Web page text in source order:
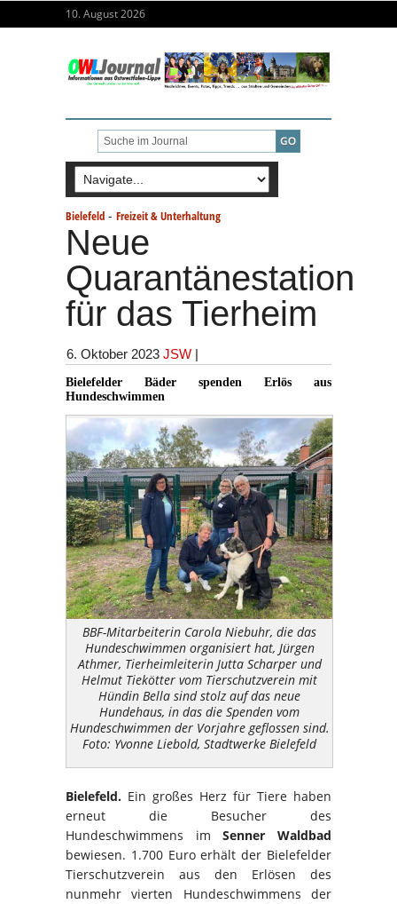
10. August 2026
Bielefeld - Freizeit & Unterhaltung
Neue
Quarantänestation
für das Tierheim
6. Oktober 2023 JSW |
Bielefelder Bäder spenden Erlös aus
Hundeschwimmen
BBF-Mitarbeiterin Carola Niebuhr, die das
Hundeschwimmen organisiert hat, Jürgen
Athmer, Tierheimleiterin Jutta Scharper und
Helmut Tiekötter vom Tierschutzverein mit
Hündin Bella sind stolz auf das neue
Hundehaus, in das die Spenden vom
Hundeschwimmen der Vorjahre geflossen sind.
Foto: Yvonne Liebold, Stadtwerke Bielefeld
Bielefeld. Ein großes Herz für Tiere haben
erneut die Besucher des
Hundeschwimmens imSenner Waldbad
bewiesen. 1.700 Euro erhält der Bielefelder
Tierschutzverein aus den Erlösen des
nunmehr vierten Hundeschwimmens der